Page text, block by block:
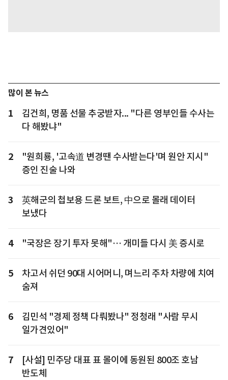
많이 본 뉴스
1
김건희, 명품 선물 추궁받자... "다른 영부인들 수사는
다 해봤냐"
2
"원희룡, '고속道 변경땐 수사받는다'며 원안 지시"
증인 진술 나와
3
英해군의 첩보용 드론 보트, 中으로 몰래 데이터
보냈다
4 "국장은 장기 투자 못해"… 개미들 다시 美 증시로
5
차고서 쉬던 90대 시어머니, 며느리 주차 차량에 치여
숨져
6
김민석 "경제 정책 다뤄봤나" 정청래 "사람 무시
일가견있어"
7
[사설] 민주당 대표 표 몰이에 동원된 800조 호남
반도체